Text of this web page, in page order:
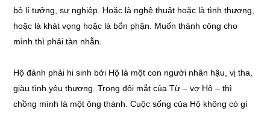
bỏ lí tưởng, sự nghiệp. Hoặc là nghệ thuật hoặc là tình thương,
hoặc là khát vọng hoặc là bổn phận. Muốn thành công cho
mình thì phải tàn nhẫn.
Hộ đành phải hi sinh bởi Hộ là một con người nhân hậu, vị tha,
giàu tình yêu thương. Trong đôi mắt của Từ – vợ Hộ – thì
chồng mình là một ông thánh. Cuộc sống của Hộ không có gì